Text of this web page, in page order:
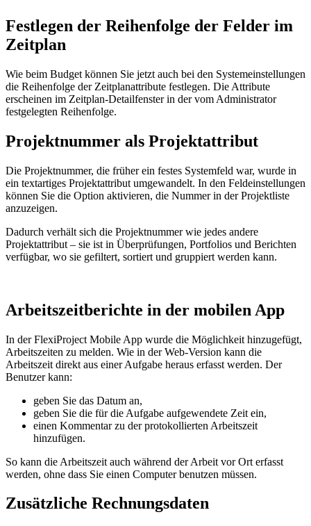
Festlegen der Reihenfolge der Felder im
Zeitplan
Wie beim Budget können Sie jetzt auch bei den Systemeinstellungen
die Reihenfolge der Zeitplanattribute festlegen. Die Attribute
erscheinen im Zeitplan-Detailfenster in der vom Administrator
festgelegten Reihenfolge.
Projektnummer als Projektattribut
Die Projektnummer, die früher ein festes Systemfeld war, wurde in
ein textartiges Projektattribut umgewandelt. In den Feldeinstellungen
können Sie die Option aktivieren, die Nummer in der Projektliste
anzuzeigen.
Dadurch verhält sich die Projektnummer wie jedes andere
Projektattribut – sie ist in Überprüfungen, Portfolios und Berichten
verfügbar, wo sie gefiltert, sortiert und gruppiert werden kann.
Arbeitszeitberichte in der mobilen App
In der FlexiProject Mobile App wurde die Möglichkeit hinzugefügt,
Arbeitszeiten zu melden. Wie in der Web-Version kann die
Arbeitszeit direkt aus einer Aufgabe heraus erfasst werden. Der
Benutzer kann:
geben Sie das Datum an,
geben Sie die für die Aufgabe aufgewendete Zeit ein,
einen Kommentar zu der protokollierten Arbeitszeit
hinzufügen.
So kann die Arbeitszeit auch während der Arbeit vor Ort erfasst
werden, ohne dass Sie einen Computer benutzen müssen.
Zusätzliche Rechnungsdaten